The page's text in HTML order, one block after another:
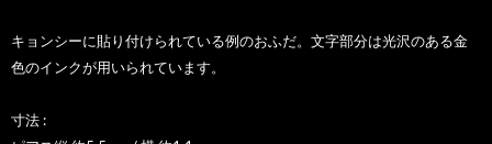
キョンシーに貼り付けられている例のおふだ。文字部分は光沢のある金
色のインクが用いられています。
寸法 :